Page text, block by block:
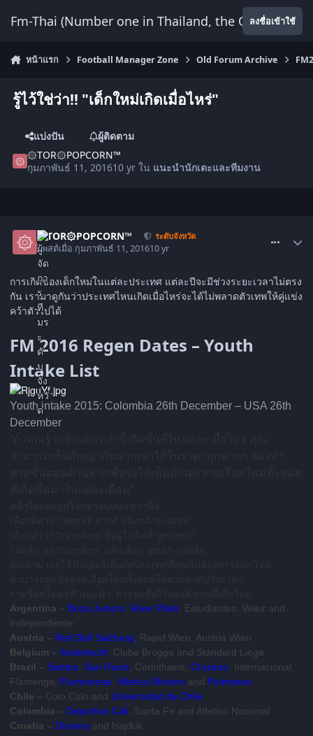
Fm-Thai (Number one in Thailand, the Onlyลงชื่อเข้าใช้
หน้าแรก Football Manager Zone Old Forum Archive
รู้ไว้ใช่ว่า!! "เด็กใหม่เกิดเมื่อไหร่"
แบ่งปัน
ผู้ติดตาม
۞TOR۞POPCORN™
กุมภาพันธ์ 11, 201610 yr ใน แนะนำนักเตะและทีมงาน
۞TOR۞POPCORN™ ระดับจังหวัด
โพสต์เมื่อ กุมภาพันธ์ 11, 201610 yr
การเกิดของเด็กใหม่ในแต่ละประเทศ แต่ละปีจะมีช่วงระยะเวลาไม่ตรง
กัน เรามาดูกันว่าประเทศไหนเกิดเมื่อไหร่จะได้ไม่พลาดตัวเทพให้คู่แข่ง
คว้าตัวไปได้
FM 2016 Regen Dates – Youth
Intake List
Youth intake 2015: Colombia 26th December – USA 26th
December
Argentina – Boca Juniors, River Plate, Estudiantes, Velez and
Independiente
Austria – Red Bull Salzburg, Rapid Wien, Austria Wien
Belgium – Anderlecht, Clube Brugge and Standard Liege
Brazil – Santos, Sao Paulo, Corinthians, Cruzeiro, Internacional,
Flamengo, Fluminense, Atletico Mineiro and Palmeiras
Chile – Colo Colo and Universidad de Chile
Colombia – Deportivo Cali, Santa Fe and Atletico Nacional
Croatia – Dinamo and Hajduk